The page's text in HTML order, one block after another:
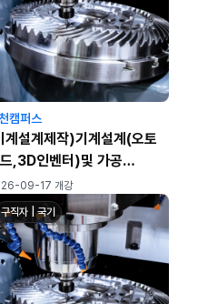
캠퍼스
계설계제작)기계설계(오토
,3D인벤터)및 가공
실무자 양
C
09-17 개강
구직자 | 국기